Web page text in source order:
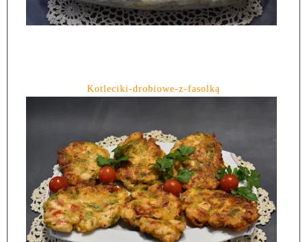
Kotleciki-drobiowe-z-fasolką